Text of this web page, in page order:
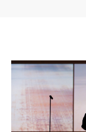
régie générale